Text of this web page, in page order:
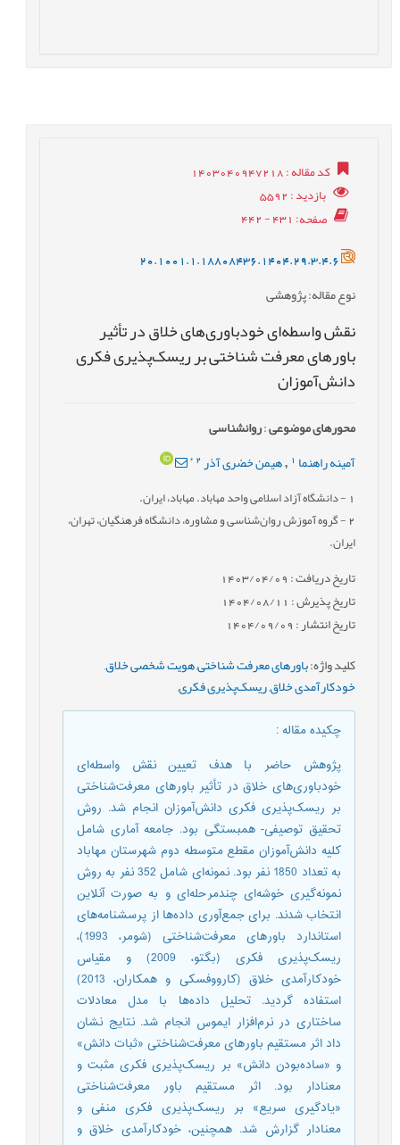
کد مقاله: 1403040947218
بازدید: 5592
صفحه: 431 - 442
20.1001.1.18808436.1404.29.3.4.6
نوع مقاله: پژوهشی
نقش واسطه‌‌ای خودباوری‌های خلاق در تأثیر
باورهای معرفت شناختی بر ریسک‌پذیری فکری
دانش‌آموزان
محورهای موضوعی:روانشناسی
آمینه راهنما1
, هیمن خضری آذر 2
*
- دانشگاه آزاد اسلامی واحد مهاباد. مهاباد، ایران.
2- گروه آموزش ‌روان‌شناسی و مشاوره، دانشگاه فرهنگیان، تهران،
ایران.
تاریخ دریافت : 1403/04/09
تاریخ پذیرش : 1404/08/11
تاریخ انتشار : 1404/09/09
کلید واژه:باورهای معرفت شناختی,هویت شخصی خلاق,
خودکارآمدی خلاق,ریسک‌پذیری فکری,
چکیده مقاله:
پژوهش حاضر با هدف تعیین نقش واسطه‌‌ای
خودباوری‌های خلاق در تأثیر باورهای معرفت‌‌شناختی
بر ریسک‌پذیری فکری دانش‌آموزان انجام شد. روش
تحقیق توصیفی- همبستگی بود. جامعه آماری شامل
کلیه دانش‌آموزان مقطع متوسطه دوم شهرستان مهاباد
به تعداد 1850 نفر بود. نمونه‌ای شامل 352 نفر به روش
نمونه‌گیری خوشه‌ای چندمرحله‌ای و به صورت آنلاین
انتخاب شدند. برای جمع‌آوری داده‌ها از پرسشنامه‌های
استاندارد باورهای معرفت‌شناختی (شومر، 1993)،
ریسک‌پذیری فکری (بگتو، 2009) و مقیاس
خودکارآمدی خلاق (کارووفسکی و همکاران، 2013)
استفاده گردید. تحلیل داده‌ها با مدل معادلات
ساختاری در نرم‌افزار ایموس انجام شد. نتایج نشان
داد اثر مستقیم باورهای معرفت‌شناختی «ثبات دانش»
و «ساده‌بودن دانش» بر ریسک‌پذیری فکری مثبت و
معنادار بود. اثر مستقیم باور معرفت‌شناختی
«یادگیری سریع» بر ریسک‌پذیری فکری منفی و
معنادار گزارش شد. همچنین، خودکارآمدی خلاق و